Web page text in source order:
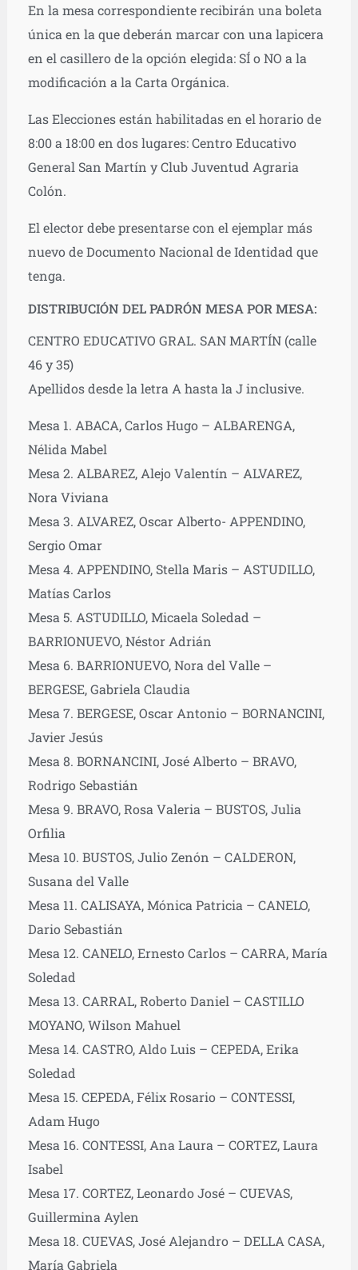
En la mesa correspondiente recibirán una boleta
única en la que deberán marcar con una lapicera
en el casillero de la opción elegida: SÍ o NO a la
modificación a la Carta Orgánica.
Las Elecciones están habilitadas en el horario de
8:00 a 18:00 en dos lugares: Centro Educativo
General San Martín y Club Juventud Agraria
Colón.
El elector debe presentarse con el ejemplar más
nuevo de Documento Nacional de Identidad que
tenga.
DISTRIBUCIÓN DEL PADRÓN MESA POR MESA:
CENTRO EDUCATIVO GRAL. SAN MARTÍN (calle
46 y 35)
Apellidos desde la letra A hasta la J inclusive.
Mesa 1. ABACA, Carlos Hugo – ALBARENGA,
Nélida Mabel
Mesa 2. ALBAREZ, Alejo Valentín – ALVAREZ,
Nora Viviana
Mesa 3. ALVAREZ, Oscar Alberto- APPENDINO,
Sergio Omar
Mesa 4. APPENDINO, Stella Maris – ASTUDILLO,
Matías Carlos
Mesa 5. ASTUDILLO, Micaela Soledad –
BARRIONUEVO, Néstor Adrián
Mesa 6. BARRIONUEVO, Nora del Valle –
BERGESE, Gabriela Claudia
Mesa 7. BERGESE, Oscar Antonio – BORNANCINI,
Javier Jesús
Mesa 8. BORNANCINI, José Alberto – BRAVO,
Rodrigo Sebastián
Mesa 9. BRAVO, Rosa Valeria – BUSTOS, Julia
Orfilia
Mesa 10. BUSTOS, Julio Zenón – CALDERON,
Susana del Valle
Mesa 11. CALISAYA, Mónica Patricia – CANELO,
Dario Sebastián
Mesa 12. CANELO, Ernesto Carlos – CARRA, María
Soledad
Mesa 13. CARRAL, Roberto Daniel – CASTILLO
MOYANO, Wilson Mahuel
Mesa 14. CASTRO, Aldo Luis – CEPEDA, Erika
Soledad
Mesa 15. CEPEDA, Félix Rosario – CONTESSI,
Adam Hugo
Mesa 16. CONTESSI, Ana Laura – CORTEZ, Laura
Isabel
Mesa 17. CORTEZ, Leonardo José – CUEVAS,
Guillermina Aylen
Mesa 18. CUEVAS, José Alejandro – DELLA CASA,
María Gabriela